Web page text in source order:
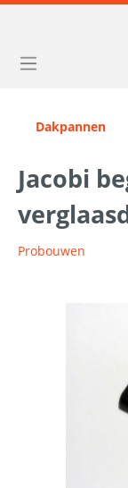
Dakpannen
Jacobi
Probouwen